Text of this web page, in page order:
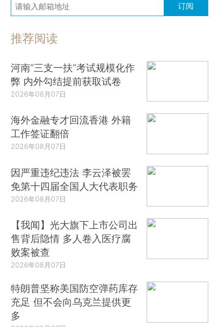
订阅
推荐阅读
河南“三支一扶”考试规模化作
弊 内外勾结提前获取试卷
2026年08月07日
海外金融专才回流香港 外籍
工作签证翻倍
2026年08月07日
因严重违纪违法 李云泽被罢
免第十四届全国人大代表职务
2026年08月07日
【我闻】光大旗下上市公司出
售背后隐情 多人卷入医疗腐
败案被查
2026年08月07日
特朗普坚称美国防空弹药库存
充足 但不会向乌克兰提供更
多